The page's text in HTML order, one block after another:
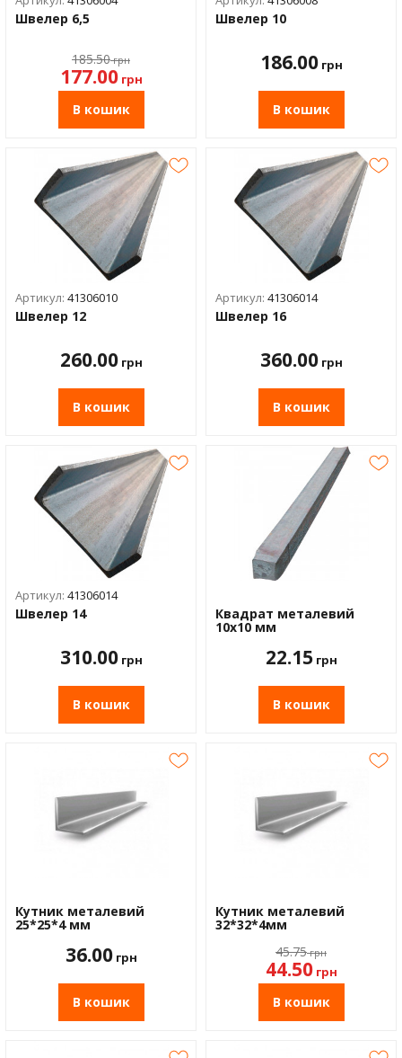
Швелер 6,5
185.50грн
177.00грн
В кошик
Швелер 10
186.00грн
В кошик
Артикул: 41306010
Швелер 12
260.00грн
В кошик
Артикул: 41306014
Швелер 16
360.00грн
В кошик
Артикул: 41306014
Швелер 14
310.00грн
В кошик
Квадрат металевий
10x10 мм
22.15грн
В кошик
Кутник металевий
25*25*4 мм
36.00грн
В кошик
Кутник металевий
32*32*4мм
45.75грн
44.50грн
В кошик